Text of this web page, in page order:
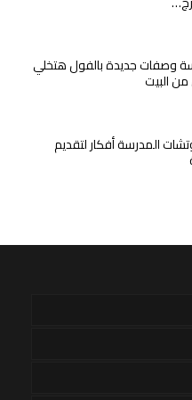
وصفات جديدة بالفول هتخلي
من البيت
المدرسة أفكار لتقديم